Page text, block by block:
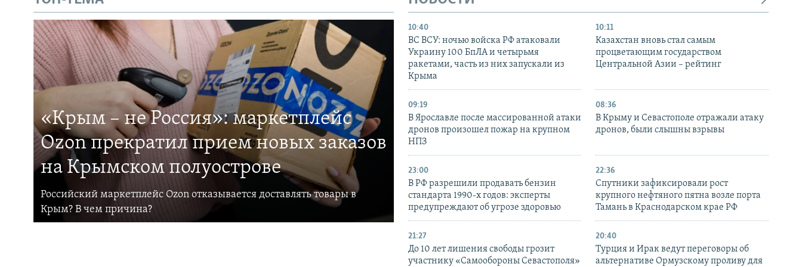
«Крым – не Россия»: маркетплейс
Ozon прекратил прием новых заказов
на Крымском полуострове
Российский маркетплейс Ozon отказывается доставлять товары в
Крым? В чем причина?
10:40
ВС ВСУ: ночью войска РФ атаковали
Украину 100 БпЛА и четырьмя
ракетами, часть из них запускали из
Крыма
10:11
Казахстан вновь стал самым
процветающим государством
Центральной Азии – рейтинг
09:19
В Ярославле после массированной атаки
дронов произошел пожар на крупном
НПЗ
08:36
В Крыму и Севастополе отражали атаку
дронов, были слышны взрывы
23:00
В РФ разрешили продавать бензин
стандарта 1990-х годов: эксперты
предупреждают об угрозе здоровью
22:36
Спутники зафиксировали рост
крупного нефтяного пятна возле порта
Тамань в Краснодарском крае РФ
21:27
До 10 лет лишения свободы грозит
участнику «Самообороны Севастополя»
20:40
Турция и Ирак ведут переговоры об
альтернативе Ормузскому проливу для